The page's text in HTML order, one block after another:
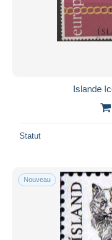
Islande
Statut
Nouveau